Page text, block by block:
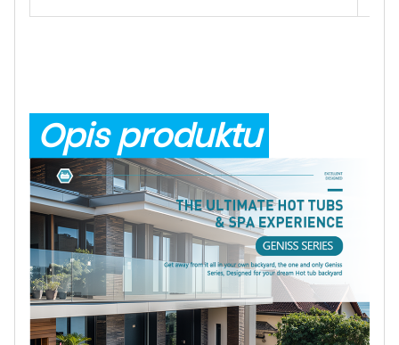
Opis produktu